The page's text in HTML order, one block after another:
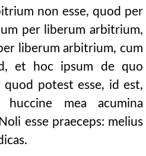
non esse, quod per
per liberum arbitrium,
liberum arbitrium, cum
et hoc ipsum de quo
potest esse, id est,
mea acumina
esse praeceps: melius